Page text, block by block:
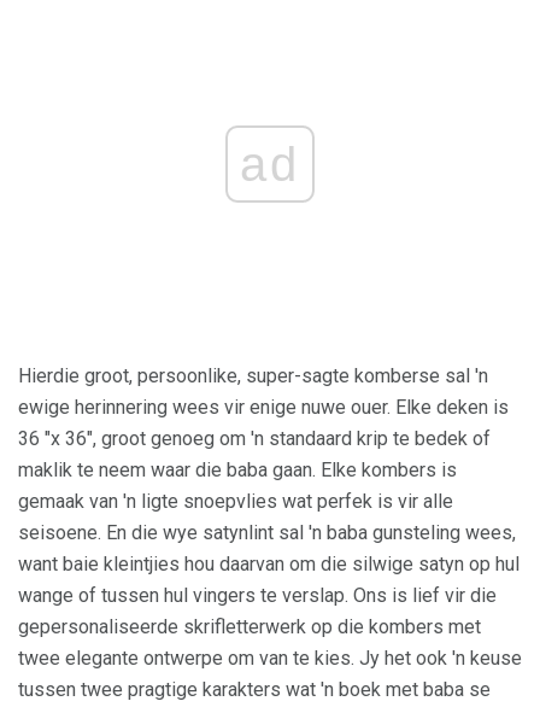
ad
Hierdie groot, persoonlike, super-sagte komberse sal 'n
ewige herinnering wees vir enige nuwe ouer. Elke deken is
36 "x 36", groot genoeg om 'n standaard krip te bedek of
maklik te neem waar die baba gaan. Elke kombers is
gemaak van 'n ligte snoepvlies wat perfek is vir alle
seisoene. En die wye satynlint sal 'n baba gunsteling wees,
want baie kleintjies hou daarvan om die silwige satyn op hul
wange of tussen hul vingers te verslap. Ons is lief vir die
gepersonaliseerde skrifletterwerk op die kombers met
twee elegante ontwerpe om van te kies. Jy het ook 'n keuse
tussen twee pragtige karakters wat 'n boek met baba se